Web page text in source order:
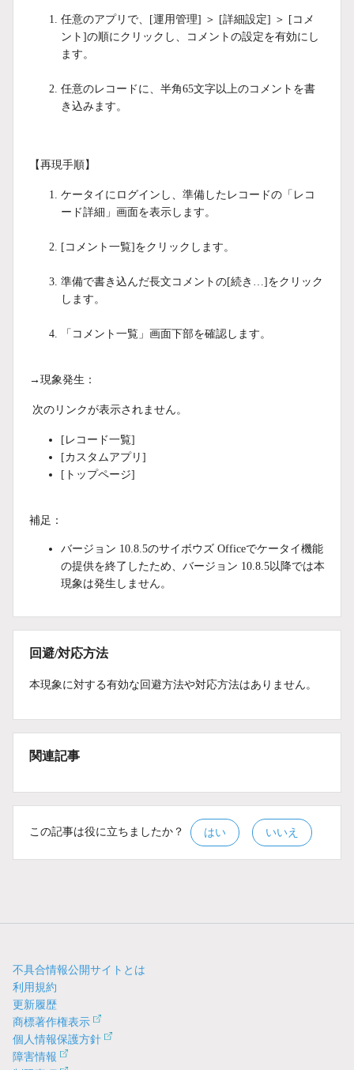
任意のアプリで、[運用管理] ＞ [詳細設定] ＞ [コメ
ント]の順にクリックし、コメントの設定を有効にし
ます。
任意のレコードに、半角65文字以上のコメントを書
き込みます。
【再現手順】
ケータイにログインし、準備したレコードの「レコ
ード詳細」画面を表示します。
[コメント一覧]をクリックします。
準備で書き込んだ長文コメントの[続き…]をクリック
します。
「コメント一覧」画面下部を確認します。
→現象発生：
次のリンクが表示されません。
[レコード一覧]
[カスタムアプリ]
[トップページ]
補足：
バージョン 10.8.5のサイボウズ Officeでケータイ機能
の提供を終了したため、バージョン 10.8.5以降では本
現象は発生しません。
回避/対応方法
本現象に対する有効な回避方法や対応方法はありません。
関連記事
この記事は役に立ちましたか？ はい いいえ
不具合情報公開サイトとは
利用規約
更新履歴
商標著作権表示
個人情報保護方針
障害情報